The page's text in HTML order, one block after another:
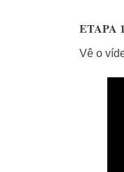
ETAPA
Vê o